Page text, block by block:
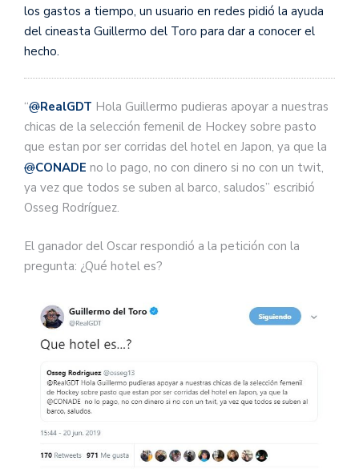
los gastos a tiempo, un usuario en redes pidió la ayuda
del cineasta Guillermo del Toro para dar a conocer el
hecho.
“@RealGDT Hola Guillermo pudieras apoyar a nuestras
chicas de la selección femenil de Hockey sobre pasto
que estan por ser corridas del hotel en Japon, ya que la
@CONADE no lo pago, no con dinero si no con un twit,
ya vez que todos se suben al barco, saludos” escribió
Osseg Rodríguez.
El ganador del Oscar respondió a la petición con la
pregunta: ¿Qué hotel es?